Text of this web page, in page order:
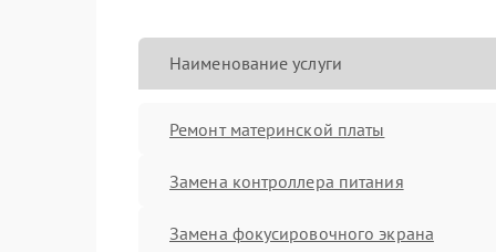
Наименование услуги
Ремонт материнской платы
Замена контроллера питания
Замена фокусировочного экрана